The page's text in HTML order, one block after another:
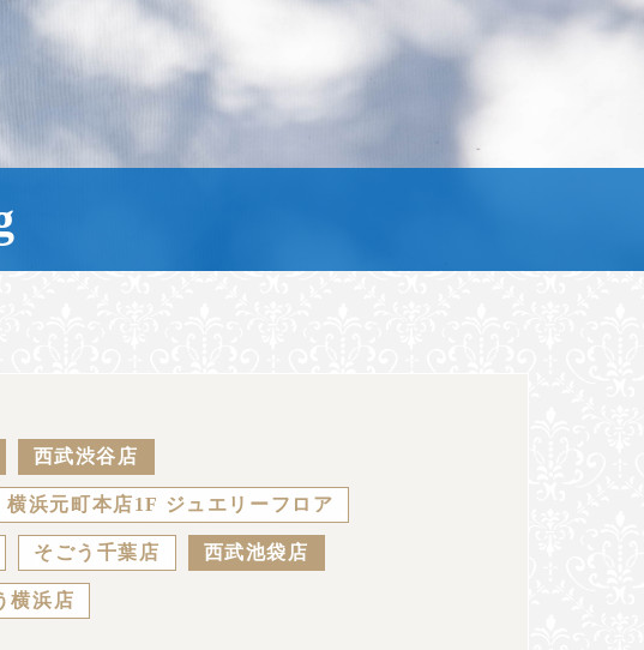
西武渋谷店
横浜元町本店1F ジュエリーフロア
そごう千葉店 西武池袋店
横浜店